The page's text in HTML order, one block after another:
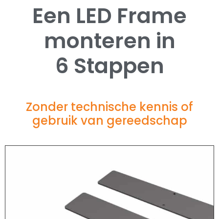
Een LED Frame
monteren in
6 Stappen
Zonder technische kennis of
gebruik van gereedschap